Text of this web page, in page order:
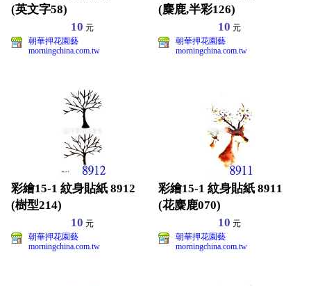
(英文字58)
10 元
朝華押花園藝
morningchina.com.tw
(麋鹿,半彩126)
10 元
朝華押花園藝
morningchina.com.tw
彩繪15-1 紋身貼紙 8912
(樹型214)
10 元
朝華押花園藝
morningchina.com.tw
彩繪15-1 紋身貼紙 8911
(花麋鹿070)
10 元
朝華押花園藝
morningchina.com.tw